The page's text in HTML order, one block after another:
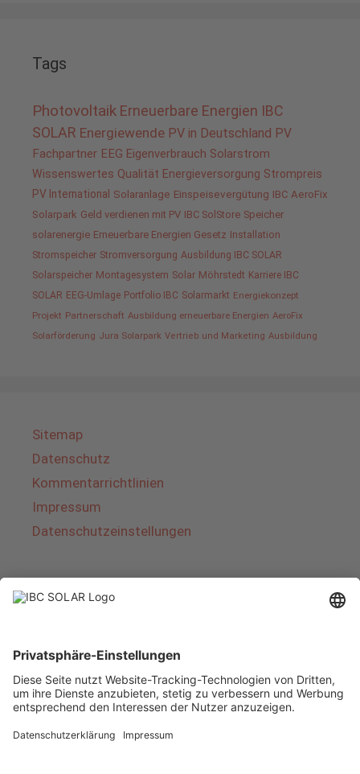
Tags
Photovoltaik Erneuerbare Energien IBC
SOLAR Energiewende PV in Deutschland PV
Fachpartner EEG Eigenverbrauch Solarstrom
Wissenswertes Qualität Energieversorgung Strompreis
PV International Solaranlage Einspeisevergütung IBC AeroFix
Solarpark Geld verdienen mit PV IBC SolStore Speicher
solarenergie Erneuerbare Energien Gesetz Installation
Stromspeicher Stromversorgung Ausbildung IBC SOLAR
Solarspeicher Montagesystem Solar Möhrstedt Karriere IBC
SOLAR EEG-Umlage Portfolio IBC Solarmarkt Energiekonzept
Projekt Partnerschaft Ausbildung erneuerbare Energien AeroFix
Solarförderung Jura Solarpark Vertrieb und Marketing Ausbildung
Sitemap
Datenschutz
Kommentarrichtlinien
Impressum
Datenschutzeinstellungen
Über IBC SOLAR
von Energielösungen und Dienstleistungen im
Bereich Photovoltaik und Speicher. Das
Unternehmen bietet Komplettsysteme an und
deckt das gesamte Spektrum von der Planung
bis zur schlüsselfertigen Übergabe von